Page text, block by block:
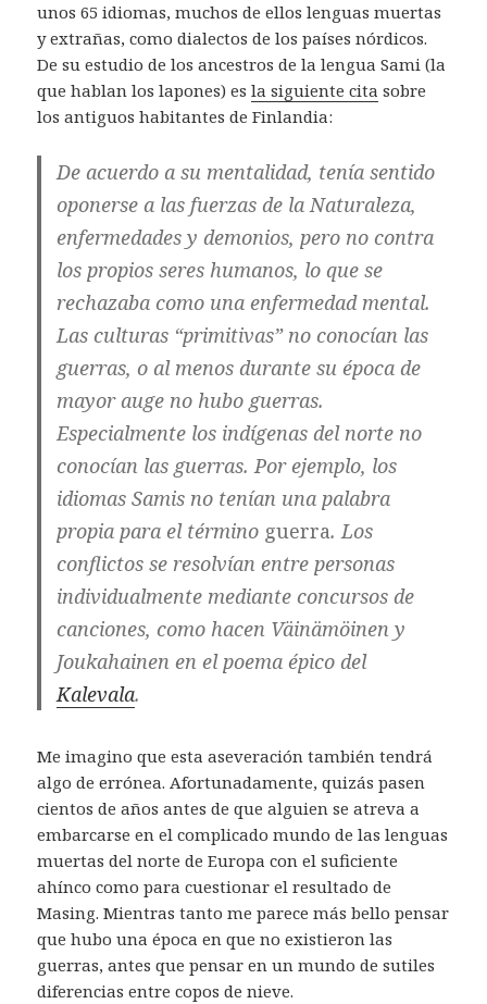
unos 65 idiomas, muchos de ellos lenguas muertas
y extrañas, como dialectos de los países nórdicos.
De su estudio de los ancestros de la lengua Sami (la
que hablan los lapones) esla siguiente cita sobre
los antiguos habitantes de Finlandia:
De acuerdo a su mentalidad, tenía sentido
oponerse a las fuerzas de la Naturaleza,
enfermedades y demonios, pero no contra
los propios seres humanos, lo que se
rechazaba como una enfermedad mental.
Las culturas “primitivas” no conocían las
guerras, o al menos durante su época de
mayor auge no hubo guerras.
Especialmente los indígenas del norte no
conocían las guerras. Por ejemplo, los
idiomas Samis no tenían una palabra
propia para el término guerra. Los
conflictos se resolvían entre personas
individualmente mediante concursos de
canciones, como hacen Väinämöinen y
Joukahainen en el poema épico del
Kalevala.
Me imagino que esta aseveración también tendrá
algo de errónea. Afortunadamente, quizás pasen
cientos de años antes de que alguien se atreva a
embarcarse en el complicado mundo de las lenguas
muertas del norte de Europa con el suficiente
ahínco como para cuestionar el resultado de
Masing. Mientras tanto me parece más bello pensar
que hubo una época en que no existieron las
guerras, antes que pensar en un mundo de sutiles
diferencias entre copos de nieve.